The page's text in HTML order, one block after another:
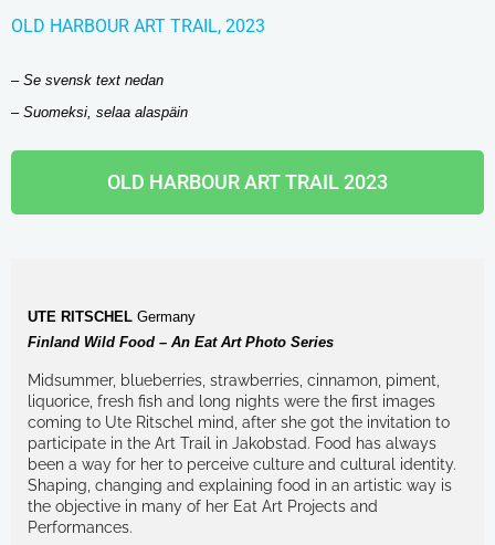
OLD HARBOUR ART TRAIL, 2023
– Se svensk text nedan
– Suomeksi, selaa alaspäin
OLD HARBOUR ART TRAIL 2023
UTE RITSCHEL Germany
Finland Wild Food – An Eat Art Photo Series
Midsummer, blueberries, strawberries, cinnamon, piment,
liquorice, fresh fish and long nights were the first images
coming to Ute Ritschel mind, after she got the invitation to
participate in the Art Trail in Jakobstad. Food has always
been a way for her to perceive culture and cultural identity.
Shaping, changing and explaining food in an artistic way is
the objective in many of her Eat Art Projects and
Performances.